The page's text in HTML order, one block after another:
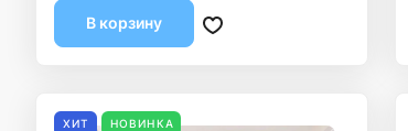
В корзину
ХИТ НОВИНКА